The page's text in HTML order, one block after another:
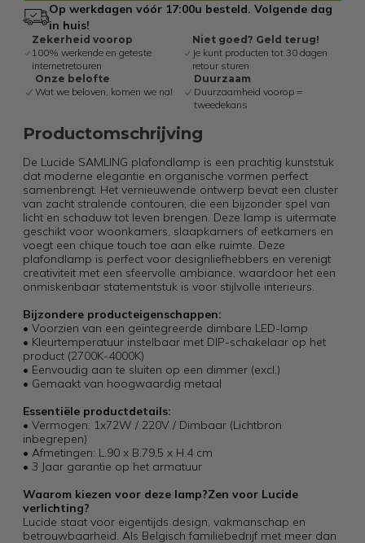
Op werkdagen vóór 17:00u besteld. Volgende dag
in huis!
Zekerheid voorop
100% werkende en geteste
internetretouren
Niet goed? Geld terug!
Je kunt producten tot 30 dagen
retour sturen
Onze belofte
Wat we beloven, komen we na!
Duurzaam
Duurzaamheid voorop =
tweedekans
Productomschrijving
De Lucide SAMLING plafondlamp is een prachtig kunststuk
dat moderne elegantie en organische vormen perfect
samenbrengt. Het vernieuwende ontwerp bevat een cluster
van zacht stralende contouren, die een bijzonder spel van
licht en schaduw tot leven brengen. Deze lamp is uitermate
geschikt voor woonkamers, slaapkamers of eetkamers en
voegt een chique touch toe aan elke ruimte. Deze
plafondlamp is perfect voor designliefhebbers en verenigt
creativiteit met een sfeervolle ambiance, waardoor het een
onmiskenbaar statementstuk is voor stijlvolle interieurs.
Bijzondere producteigenschappen:
• Voorzien van een geïntegreerde dimbare LED-lamp
• Kleurtemperatuur instelbaar met DIP-schakelaar op het
product (2700K-4000K)
• Eenvoudig aan te sluiten op een dimmer (excl.)
• Gemaakt van hoogwaardig metaal
Essentiële productdetails:
• Vermogen: 1x72W / 220V / Dimbaar (Lichtbron
inbegrepen)
• Afmetingen: L.90 x B.79,5 x H.4 cm
• 3 Jaar garantie op het armatuur
Waarom kiezen voor deze lamp?Zen voor Lucide
verlichting?
Lucide staat voor eigentijds design, vakmanschap en
betrouwbaarheid. Als Belgisch familiebedrijf met meer dan